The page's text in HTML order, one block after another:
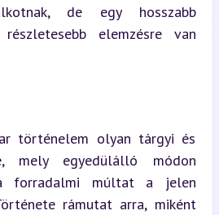
de egy hosszabb
elemzésre van
történelem olyan tárgyi és
mely egyedülálló módon
forradalmi múltat a jelen
rámutat arra, miként